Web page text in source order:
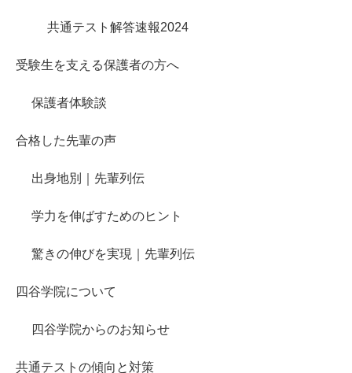
共通テスト解答速報2024
受験生を支える保護者の方へ
保護者体験談
合格した先輩の声
出身地別｜先輩列伝
学力を伸ばすためのヒント
驚きの伸びを実現｜先輩列伝
四谷学院について
四谷学院からのお知らせ
共通テストの傾向と対策